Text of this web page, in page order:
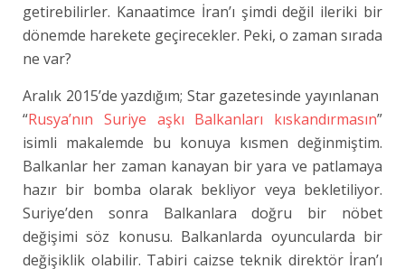
getirebilirler. Kanaatimce İran’ı şimdi değil ileriki bir
dönemde harekete geçirecekler. Peki, o zaman sırada
ne var?
Aralık 2015’de yazdığım; Star gazetesinde yayınlanan
“Rusya’nın Suriye aşkı Balkanları kıskandırmasın”
isimli makalemde bu konuya kısmen değinmiştim.
Balkanlar her zaman kanayan bir yara ve patlamaya
hazır bir bomba olarak bekliyor veya bekletiliyor.
Suriye’den sonra Balkanlara doğru bir nöbet
değişimi söz konusu. Balkanlarda oyuncularda bir
değişiklik olabilir. Tabiri caizse teknik direktör İran’ı